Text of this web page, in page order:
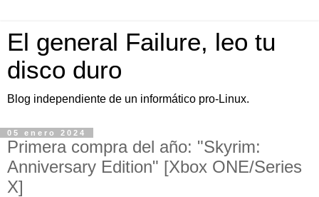
El general Failure, leo tu
disco duro
Blog independiente de un informático pro-Linux.
05 enero 2024
Primera compra del año: "Skyrim:
Anniversary Edition" [Xbox ONE/Series
X]